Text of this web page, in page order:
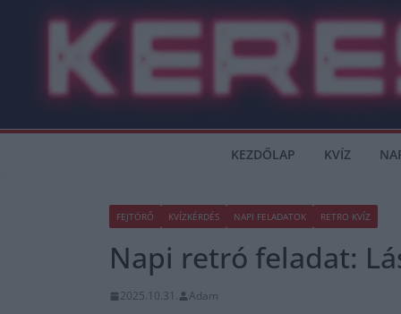
KEZDŐLAP KVÍZ
FEJTÖRŐ KVÍZKÉRDÉS NAPI FELADATOK RETRO KVÍZ
Napi retró feladat:
2025.10.31.
Adam